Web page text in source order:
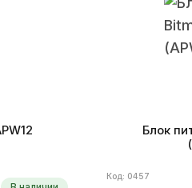
Блок
Код: 0457